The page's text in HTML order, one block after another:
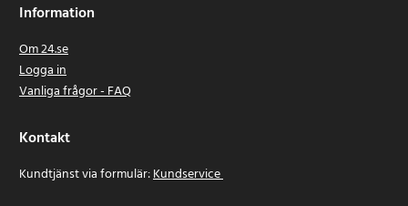
Information
Om 24.se
Logga in
Vanliga frågor - FAQ
Kontakt
Kundtjänst via formulär:Kundservice